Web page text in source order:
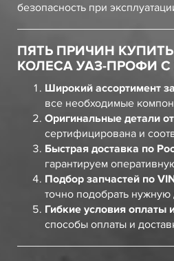
безопасность при
ПЯТЬ ПРИЧИН
КОЛЕСА УАЗ-ПРОФИ С
Широкий ассортимент
все необходимые
Оригинальные детали
сертифицирована и
Быстрая доставка по
гарантируем
Подбор запчастей по
точно подобрать нужную
Гибкие условия оплаты
способы оплаты и